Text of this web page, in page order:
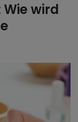
wird